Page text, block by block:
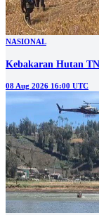
NASIONAL
Kebakaran Hutan
08 Aug 2026 16:00 UTC